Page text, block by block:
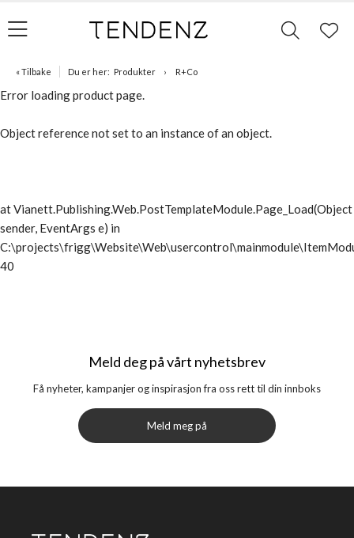
« Tilbake Du er her: Produkter R+Co
Error loading product page.
Object reference not set to an instance of an object.
at Vianett.Publishing.Web.PostTemplateModule.Page_Load(Object
sender, EventArgs e) in
40
Meld deg på vårt nyhetsbrev
Få nyheter, kampanjer og inspirasjon fra oss rett til din innboks
Meld meg på